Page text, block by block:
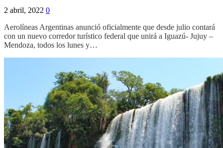
2 abril, 2022 0
Aerolíneas Argentinas anunció oficialmente que desde julio contará
con un nuevo corredor turístico federal que unirá a Iguazú- Jujuy –
Mendoza, todos los lunes y…